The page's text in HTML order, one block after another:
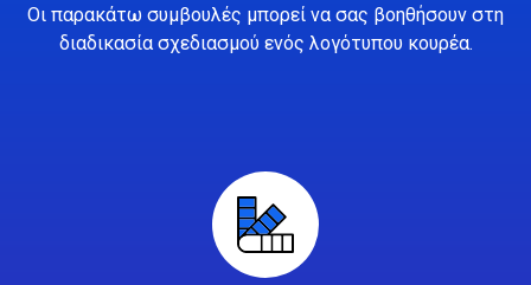
Οι παρακάτω συμβουλές μπορεί να σας βοηθήσουν στη
διαδικασία σχεδιασμού ενός λογότυπου κουρέα.